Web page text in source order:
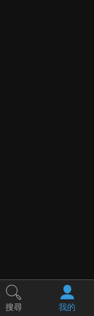
搜尋 我的